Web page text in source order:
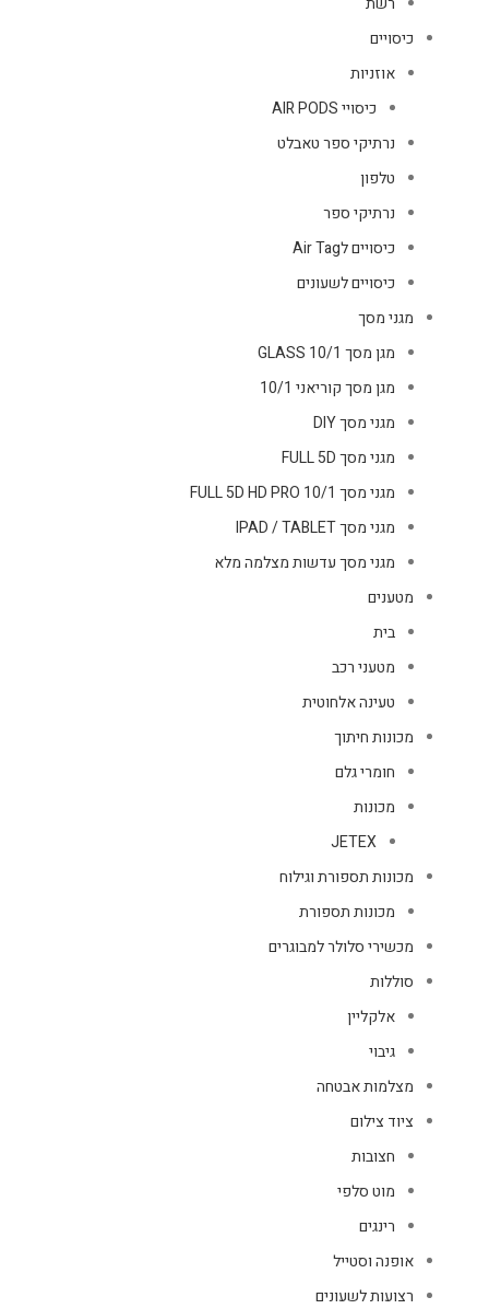
כיסויים
אוזניות
כיסויי AIR PODS
נרתיקי ספר טאבלט
טלפון
נרתיקי ספר
כיסויים לAir Tag
כיסויים לשעונים
מגני מסך
מגן מסך GLASS 10/1
מגן מסך קוריאני 10/1
מגני מסך DIY
מגני מסך FULL 5D
מגני מסך FULL 5D HD PRO 10/1
מגני מסך IPAD / TABLET
מגני מסך עדשות מצלמה מלא
מטענים
בית
מטעני רכב
טעינה אלחוטית
מכונות חיתוך
חומרי גלם
מכונות
JETEX
מכונות תספורת וגילוח
מכונות תספורת
מכשירי סלולר למבוגרים
סוללות
אלקליין
גיבוי
מצלמות אבטחה
ציוד צילום
חצובות
מוט סלפי
רינגים
אופנה וסטייל
רצועות לשעונים